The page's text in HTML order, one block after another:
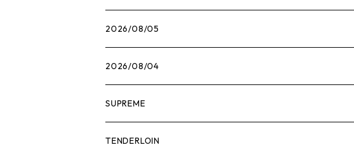
2026/08/05
2026/08/04
SUPREME
Tシャツ
TENDERLOIN